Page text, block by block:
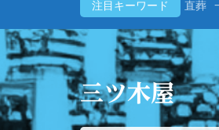
注目キーワード 直葬
三ツ木屋